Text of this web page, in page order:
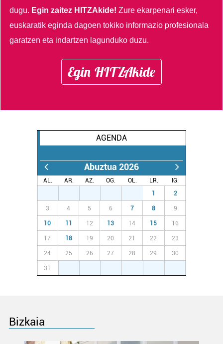
dugu. Egin zaitez HITZAkide!Zure ekarpenari esker,
euskaratik eginda dagoen tokiko informazio profesionala
garatzen eta indartzen lagunduko duzu.
Egin HITZAkide
AGENDA
Abuztua 2026
AL. AR. AZ. OG. OL. LR.
IG.
1 2
3 4 5 6 7 8 9
10 11 12 13 14 15 16
17 18 19 20 21 22 23
24 25 26 27 28 29 30
31
Bizkaia